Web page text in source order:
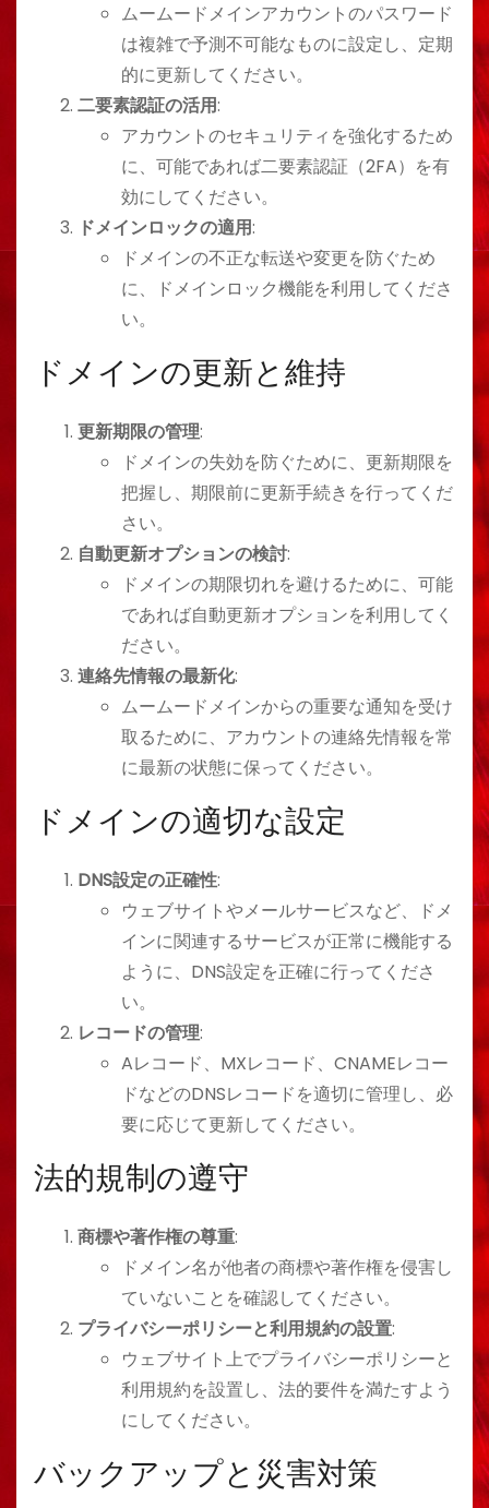
ムームードメインアカウントのパスワード
は複雑で予測不可能なものに設定し、定期
的に更新してください。
二要素認証の活用:
アカウントのセキュリティを強化するため
に、可能であれば二要素認証（2FA）を有
効にしてください。
ドメインロックの適用:
ドメインの不正な転送や変更を防ぐため
に、ドメインロック機能を利用してくださ
い。
ドメインの更新と維持
更新期限の管理:
ドメインの失効を防ぐために、更新期限を
把握し、期限前に更新手続きを行ってくだ
さい。
自動更新オプションの検討:
ドメインの期限切れを避けるために、可能
であれば自動更新オプションを利用してく
ださい。
連絡先情報の最新化:
ムームードメインからの重要な通知を受け
取るために、アカウントの連絡先情報を常
に最新の状態に保ってください。
ドメインの適切な設定
DNS設定の正確性:
ウェブサイトやメールサービスなど、ドメ
インに関連するサービスが正常に機能する
ように、DNS設定を正確に行ってくださ
い。
レコードの管理:
Aレコード、MXレコード、CNAMEレコー
ドなどのDNSレコードを適切に管理し、必
要に応じて更新してください。
法的規制の遵守
商標や著作権の尊重:
ドメイン名が他者の商標や著作権を侵害し
ていないことを確認してください。
プライバシーポリシーと利用規約の設置:
ウェブサイト上でプライバシーポリシーと
利用規約を設置し、法的要件を満たすよう
にしてください。
バックアップと災害対策